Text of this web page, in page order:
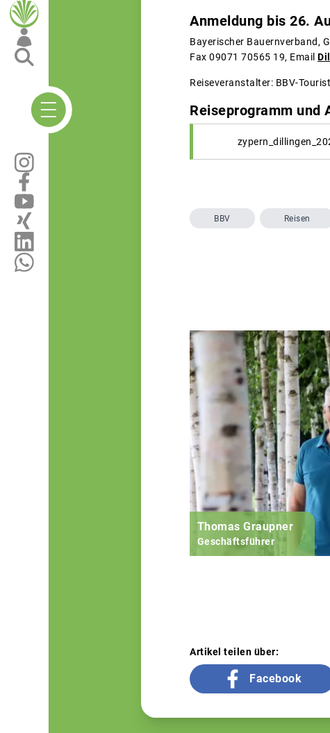
Anmeldung bis 26.
Bayerischer Bauernverband,
Fax 09071 70565 19, Email
Reiseveranstalter: BBV-
Reiseprogramm und
BBV Reisen
Thomas Graupner
Geschäftsführer
Artikel teilen über:
Facebook